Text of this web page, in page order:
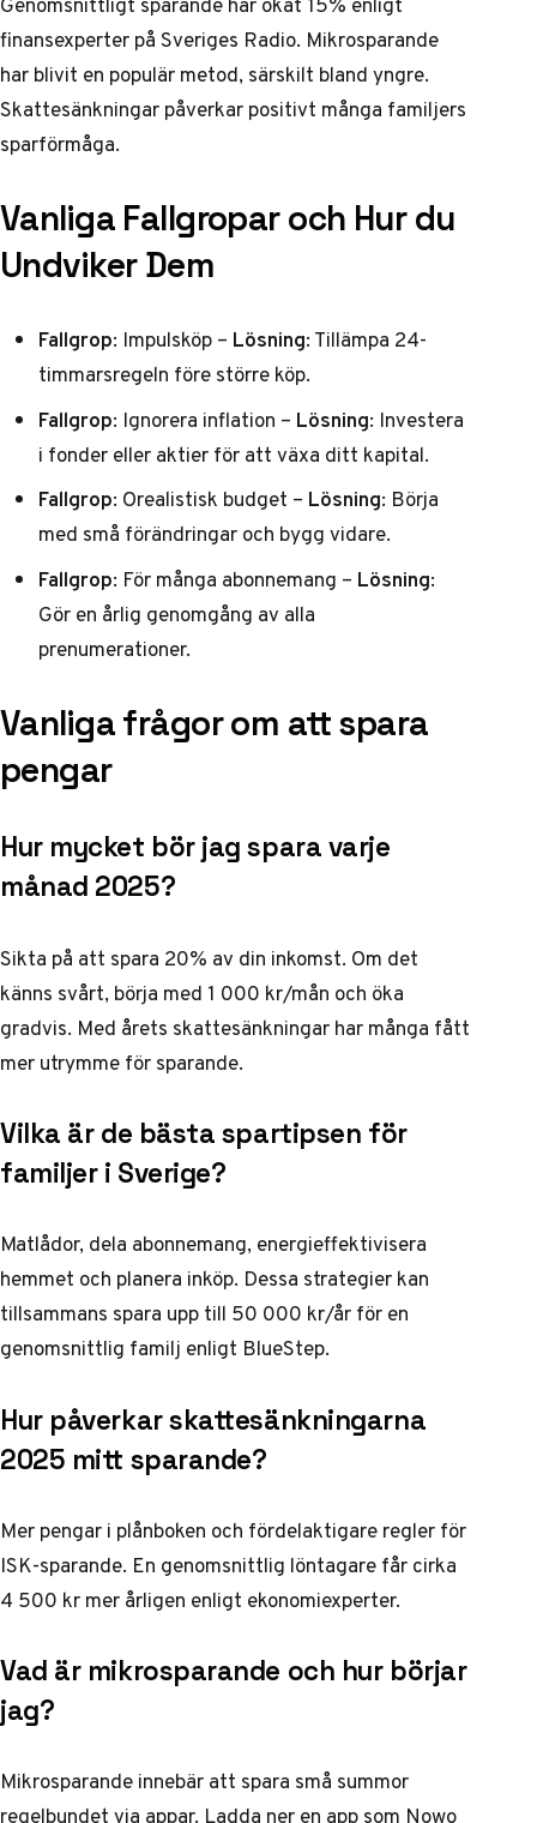
finansexperter på Sveriges Radio. Mikrosparande
har blivit en populär metod, särskilt bland yngre.
Skattesänkningar påverkar positivt många familjers
sparförmåga.
Vanliga Fallgropar och Hur du
Undviker Dem
Fallgrop: Impulsköp – Lösning: Tillämpa 24-
timmarsregeln före större köp.
Fallgrop: Ignorera inflation – Lösning: Investera
i fonder eller aktier för att växa ditt kapital.
Fallgrop: Orealistisk budget – Lösning: Börja
med små förändringar och bygg vidare.
Fallgrop: För många abonnemang – Lösning:
Gör en årlig genomgång av alla
prenumerationer.
Vanliga frågor om att spara
pengar
Hur mycket bör jag spara varje
månad 2025?
Sikta på att spara 20% av din inkomst. Om det
känns svårt, börja med 1 000 kr/mån och öka
gradvis. Med årets skattesänkningar har många fått
mer utrymme för sparande.
Vilka är de bästa spartipsen för
familjer i Sverige?
Matlådor, dela abonnemang, energieffektivisera
hemmet och planera inköp. Dessa strategier kan
tillsammans spara upp till 50 000 kr/år för en
genomsnittlig familj enligt BlueStep.
Hur påverkar skattesänkningarna
2025 mitt sparande?
Mer pengar i plånboken och fördelaktigare regler för
ISK-sparande. En genomsnittlig löntagare får cirka
4 500 kr mer årligen enligt ekonomiexperter.
Vad är mikrosparande och hur börjar
jag?
Mikrosparande innebär att spara små summor
regelbundet via appar. Ladda ner en app som Nowo